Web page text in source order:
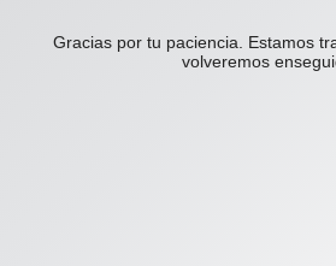
Gracias por tu paciencia. Estamos
volveremos